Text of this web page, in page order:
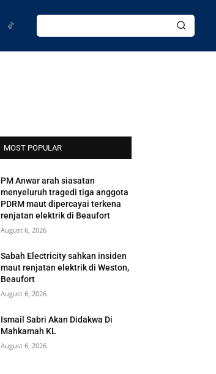
MOST POPULAR
PM Anwar arah siasatan
menyeluruh tragedi tiga anggota
PDRM maut dipercayai terkena
renjatan elektrik di Beaufort
August 6, 2026
Sabah Electricity sahkan insiden
maut renjatan elektrik di Weston,
Beaufort
August 6, 2026
Ismail Sabri Akan Didakwa Di
Mahkamah KL
August 6, 2026